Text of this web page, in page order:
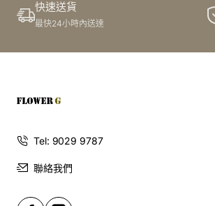
化的驚喜，我們的
頁面有更多
這款馬蹄蘭與桔梗的完美組合，是生日或結
祝福。這束花所帶來的驚喜與感動，將會是
字句，而是一份充滿藝術感與獨特性的禮物
快速送貨
最快24小時內送達
Tel: 9029 9787
聯絡我們